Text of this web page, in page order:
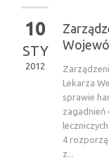
10
STY
2012
Lekarza
sprawie
zagadnień
4
z...